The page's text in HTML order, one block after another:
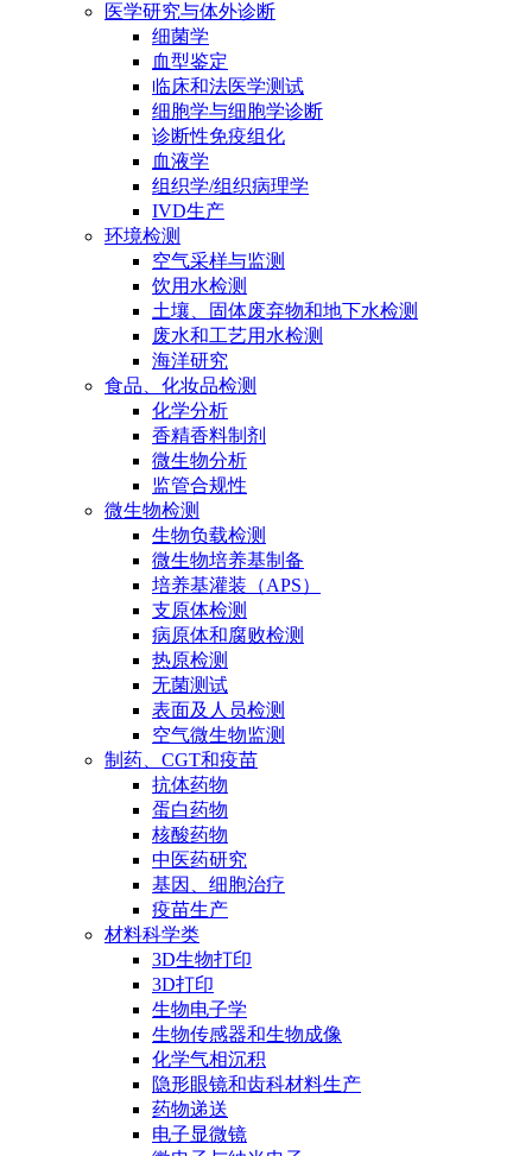
医学研究与体外诊断
细菌学
血型鉴定
临床和法医学测试
细胞学与细胞学诊断
诊断性免疫组化
血液学
组织学/组织病理学
IVD生产
环境检测
空气采样与监测
饮用水检测
土壤、固体废弃物和地下水检测
废水和工艺用水检测
海洋研究
食品、化妆品检测
化学分析
香精香料制剂
微生物分析
监管合规性
微生物检测
生物负载检测
微生物培养基制备
培养基灌装（APS）
支原体检测
病原体和腐败检测
热原检测
无菌测试
表面及人员检测
空气微生物监测
制药、CGT和疫苗
抗体药物
蛋白药物
核酸药物
中医药研究
基因、细胞治疗
疫苗生产
材料科学类
3D生物打印
3D打印
生物电子学
生物传感器和生物成像
化学气相沉积
隐形眼镜和齿科材料生产
药物递送
电子显微镜